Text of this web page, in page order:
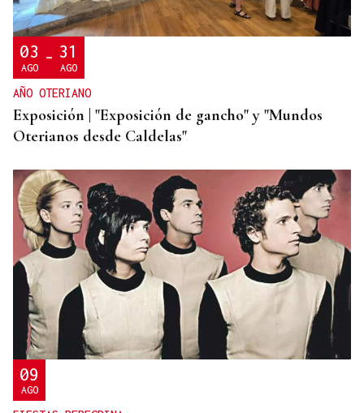
03
AGO - 31
AGO
AÑO OTERIANO
Exposición | "Exposición de gancho" y "Mundos
Oterianos desde Caldelas"
09
AGO